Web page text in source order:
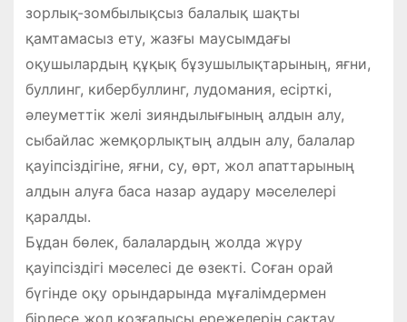
зорлық-зомбылықсыз балалық шақты
қамтамасыз ету, жазғы маусымдағы
оқушылардың құқық бұзушылықтарының, яғни,
буллинг, кибербуллинг, лудомания, есірткі,
әлеуметтік желі зияндылығының алдын алу,
сыбайлас жемқорлықтың алдын алу, балалар
қауіпсіздігіне, яғни, су, өрт, жол апаттарының
алдын алуға баса назар аудару мәселелері
қаралды.
Бұдан бөлек, балалардың жолда жүру
қауіпсіздігі мәселесі де өзекті. Соған орай
бүгінде оқу орындарында мұғалімдермен
бірлесе жол қозғалысы ережелерін сақтау